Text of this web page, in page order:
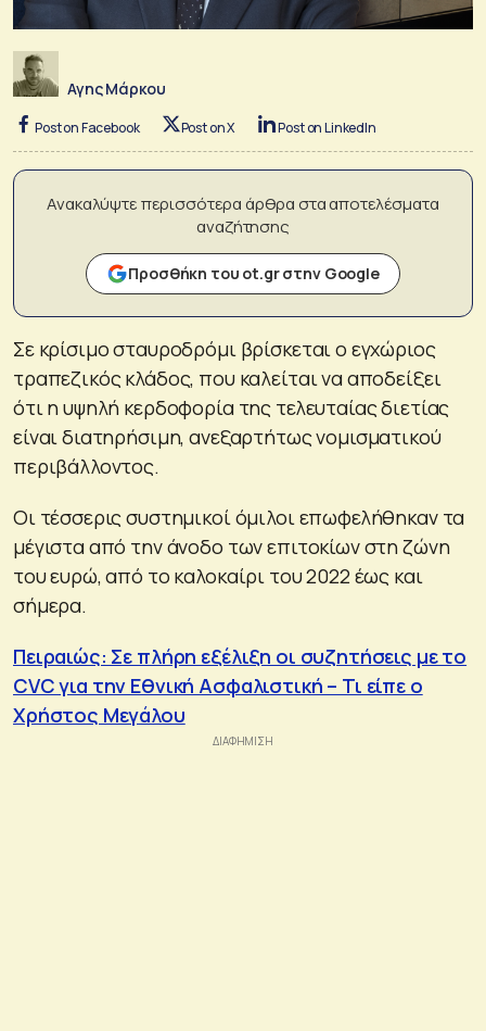
Αγης Μάρκου
Post on Facebook Post on X Post on LinkedIn
Ανακαλύψτε περισσότερα άρθρα στα αποτελέσματα
αναζήτησης
Προσθήκη του ot.gr στην Google
Σε κρίσιμο σταυροδρόμι βρίσκεται ο εγχώριος
τραπεζικός κλάδος, που καλείται να αποδείξει
ότι η υψηλή κερδοφορία της τελευταίας διετίας
είναι διατηρήσιμη, ανεξαρτήτως νομισματικού
περιβάλλοντος.
Οι τέσσερις συστημικοί όμιλοι επωφελήθηκαν τα
μέγιστα από την άνοδο των επιτοκίων στη ζώνη
του ευρώ, από το καλοκαίρι του 2022 έως και
σήμερα.
Πειραιώς: Σε πλήρη εξέλιξη οι συζητήσεις με τo
CVC για την Εθνική Ασφαλιστική – Τι είπε ο
Χρήστος Μεγάλου